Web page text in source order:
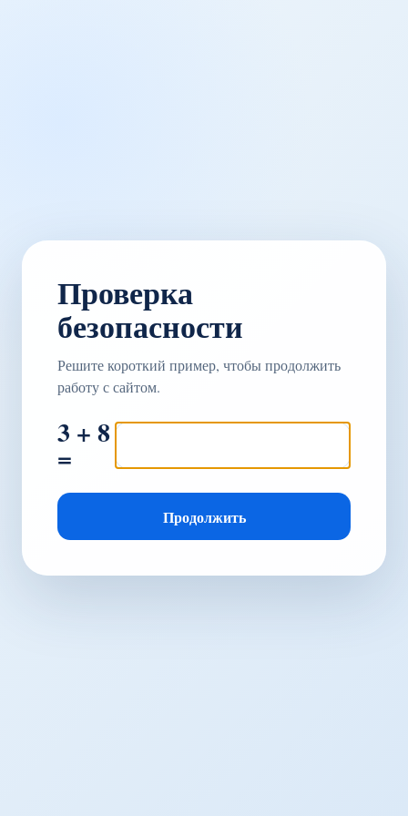
Проверка
безопасности
Решите короткий пример, чтобы продолжить
работу с сайтом.
3 + 8
=
Продолжить